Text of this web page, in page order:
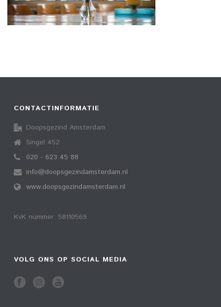
CONTACTINFORMATIE
Doopsgezind Amsterdam
Singel 452
020 - 623 45 88
info@doopsgezindamsterdam.nl
www.doopsgezindamsterdam.nl
KvK nummer: 58110569
VOLG ONS OP SOCIAL MEDIA